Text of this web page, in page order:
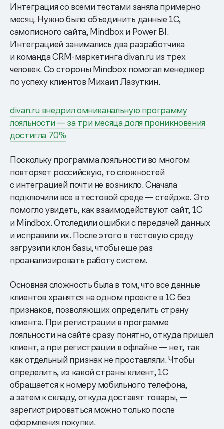
Интеграция со всеми тестами заняла примерно
месяц. Нужно было объединить данные 1С,
самописного сайта, Mindbox и Power BI.
Интеграцией занимались два разработчика
и команда CRM-маркетинга divan.ru из трех
человек. Со стороны Mindbox помогал менеджер
по успеху клиентов Михаил Лазуткин.
divan.ru внедрил омниканальную программу
лояльности — за три месяца доля проникновения
достигла 70%
Поскольку программа лояльности во многом
повторяет российскую, то сложностей
с интеграцией почти не возникло. Сначала
подключили все в тестовой среде — стейдже. Это
помогло увидеть, как взаимодействуют сайт, 1С
и Mindbox. Отследили ошибки с передачей данных
и исправили их. После этого в тестовую среду
загрузили клон базы, чтобы еще раз
проанализировать работу систем.
Основная сложность была в том, что все данные
клиентов хранятся на одном проекте в 1С без
признаков, позволяющих определить страну
клиента. При регистрации в программе
лояльности на сайте сразу понятно, откуда пришел
клиент, а при регистрации в офлайне — нет, так
как отдельный признак не проставляли. Чтобы
определить, из какой страны клиент, 1С
обращается к номеру мобильного телефона,
а затем к складу, откуда доставят товары, —
зарегистрироваться можно только после
оформления покупки.